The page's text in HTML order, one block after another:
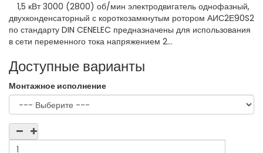
1,5 кВт 3000 (2800) об/мин электродвигатель однофазный,
двухконденсаторный с короткозамкнутым ротором АИС2Е90S2
по стандарту DIN CENELEC предназначены для использования
в сети переменного тока напряжением 2...
Доступные варианты
Монтажное исполнение